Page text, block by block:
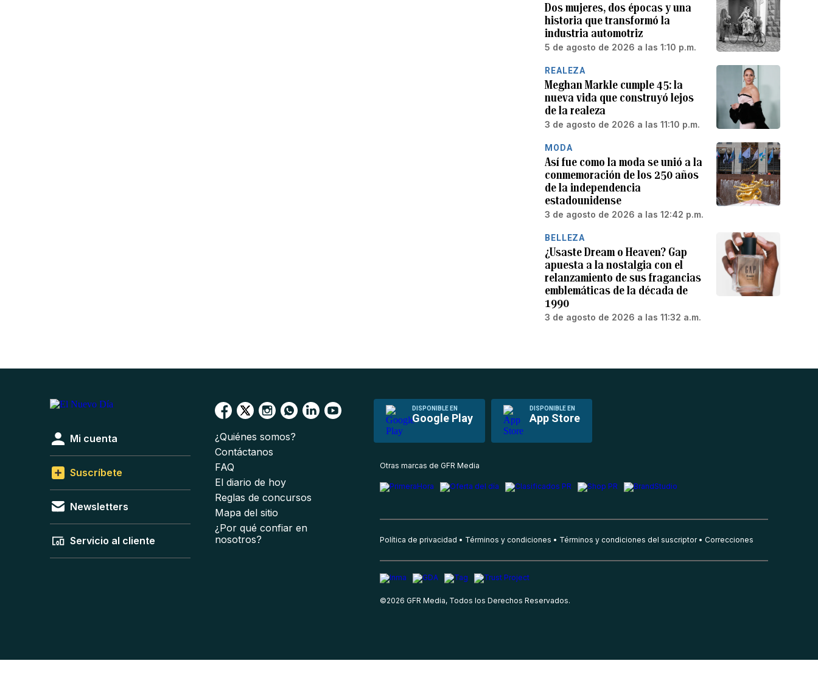
Dos mujeres, dos épocas y una
historia que transformó la
industria automotriz
5 de agosto de 2026 a las 1:10 p.m.
REALEZA
Meghan Markle cumple 45: la
nueva vida que construyó lejos
de la realeza
3 de agosto de 2026 a las 11:10 p.m.
MODA
Así fue como la moda se unió a la
conmemoración de los 250 años
de la independencia
estadounidense
3 de agosto de 2026 a las 12:42 p.m.
BELLEZA
¿Usaste Dream o Heaven? Gap
apuesta a la nostalgia con el
relanzamiento de sus fragancias
emblemáticas de la década de
1990
3 de agosto de 2026 a las 11:32 a.m.
DISPONIBLE EN
Google Play
DISPONIBLE EN
App Store
Mi cuenta
Suscríbete
Newsletters
Servicio al cliente
¿Quiénes somos?
Contáctanos
FAQ
El diario de hoy
Reglas de concursos
Mapa del sitio
¿Por qué confiar en
nosotros?
Otras marcas de GFR Media
Política de privacidad Términos y condiciones Términos y condiciones del suscriptor Correcciones
©2026 GFR Media, Todos los Derechos Reservados.